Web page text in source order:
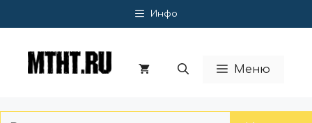
к
Инфо
Меню